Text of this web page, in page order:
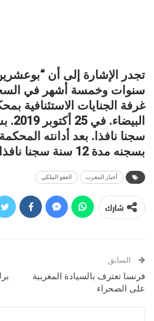
سنوات وخمسة أشهر في
غرفة الجنايات الاستئنافية
سجنا نافذا. بعد أدانته
بسجنه مدة 12 سنة سجنا نافذا.
أخبار المغرب العفو الملكي
شارك
السابق
فرنسا تعترف بالسيادة المغربية
على الصحراء